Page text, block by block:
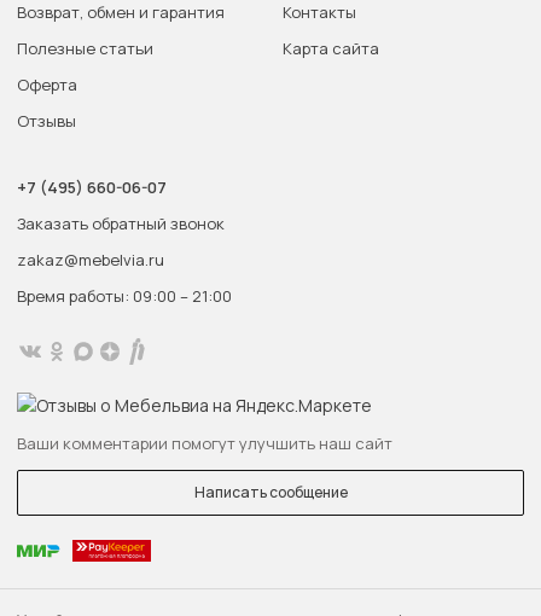
Возврат, обмен и гарантия
Полезные статьи
Оферта
Отзывы
Контакты
Карта сайта
+7 (495) 660-06-07
Заказать обратный звонок
zakaz@mebelvia.ru
Время работы: 09:00 – 21:00
Ваши комментарии помогут улучшить наш сайт
Написать сообщение